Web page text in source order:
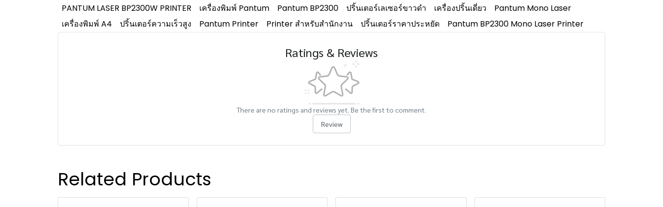
PANTUM LASER BP2300W PRINTER เครื่องพิมพ์ Pantum Pantum BP2300 ปริ้นเตอร์เลเซอร์ขาวดำ เครื่องปริ้นเดี่ยว
Pantum Mono Laser
เครื่องพิมพ์ A4
ปริ้นเตอร์ความเร็วสูง Pantum Printer Printer สำหรับสำนักงาน ปริ้นเตอร์ราคาประหยัด Pantum BP2300 Mono Laser Printer
Ratings & Reviews
There are no ratings and reviews yet. Be the first to comment.
Review
Related Products